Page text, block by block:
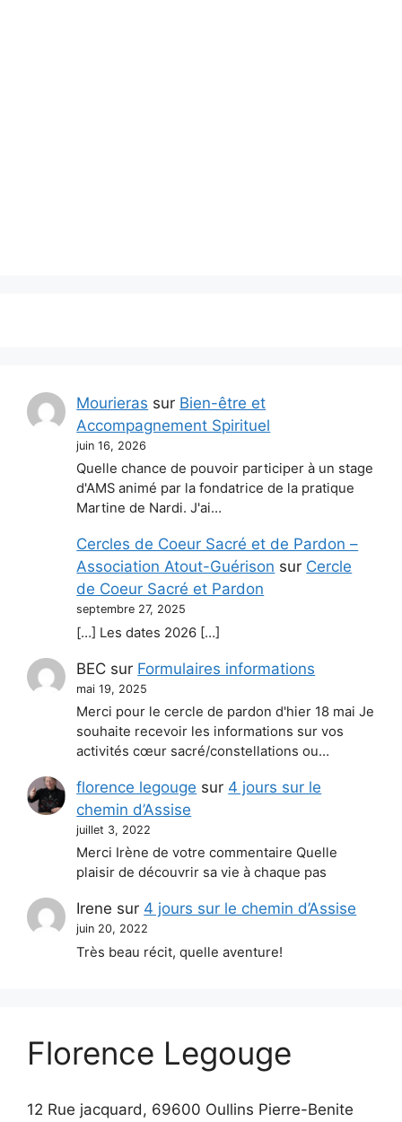
Mourieras sur Bien-être et
Accompagnement Spirituel
juin 16, 2026
Quelle chance de pouvoir participer à un stage
d'AMS animé par la fondatrice de la pratique
Martine de Nardi. J'ai…
Cercles de Coeur Sacré et de Pardon –
Association Atout-Guérison sur Cercle
de Coeur Sacré et Pardon
septembre 27, 2025
[…] Les dates 2026 […]
BEC sur Formulaires informations
mai 19, 2025
Merci pour le cercle de pardon d'hier 18 mai Je
souhaite recevoir les informations sur vos
activités cœur sacré/constellations ou…
florence legouge sur 4 jours sur le
chemin d’Assise
juillet 3, 2022
Merci Irène de votre commentaire Quelle
plaisir de découvrir sa vie à chaque pas
Irene sur 4 jours sur le chemin d’Assise
juin 20, 2022
Très beau récit, quelle aventure!
Florence Legouge
12 Rue jacquard, 69600 Oullins Pierre-Benite